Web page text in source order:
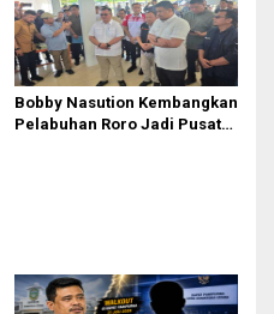
Tidak Ada
Bobby Nasution Kembangkan
Pelabuhan Roro Jadi Pusat